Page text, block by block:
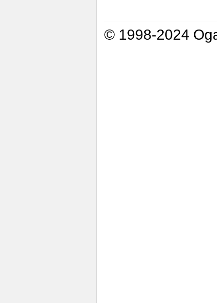
© 1998-2024